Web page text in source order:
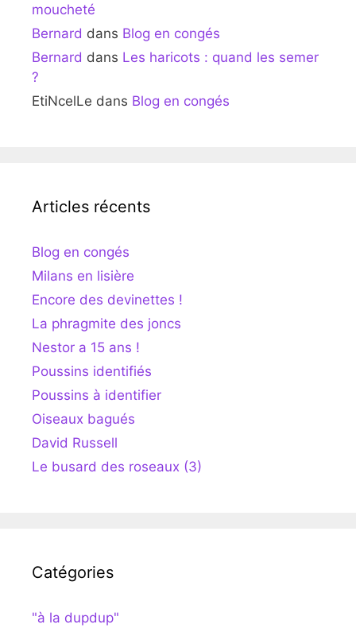
moucheté
Bernard dans Blog en congés
Bernard dans Les haricots : quand les semer
?
EtiNcelLe dans Blog en congés
Articles récents
Blog en congés
Milans en lisière
Encore des devinettes !
La phragmite des joncs
Nestor a 15 ans !
Poussins identifiés
Poussins à identifier
Oiseaux bagués
David Russell
Le busard des roseaux (3)
Catégories
"à la dupdup"